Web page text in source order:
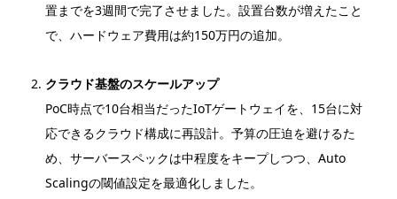
置までを3週間で完了させました。設置台数が増えたこと
で、ハードウェア費用は約150万円の追加。
クラウド基盤のスケールアップ
PoC時点で10台相当だったIoTゲートウェイを、15台に対
応できるクラウド構成に再設計。予算の圧迫を避けるた
め、サーバースペックは中程度をキープしつつ、Auto
Scalingの閾値設定を最適化しました。